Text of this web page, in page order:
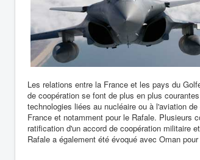
Les relations entre la France et les pays du
de coopération se font de plus en plus
technologies liées au nucléaire ou à l'aviation
France et notamment pour le Rafale. Plusieurs
ratification d'un accord de coopération militaire
Rafale a également été évoqué avec Oman